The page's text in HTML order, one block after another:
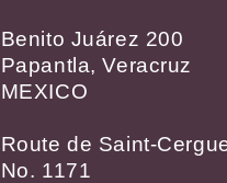
Benito Juárez 200
Papantla, Veracruz
MEXICO
Route de Saint-
No. 1171